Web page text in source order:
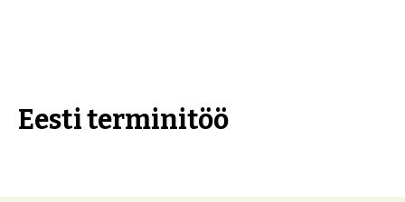
Eesti terminitöö